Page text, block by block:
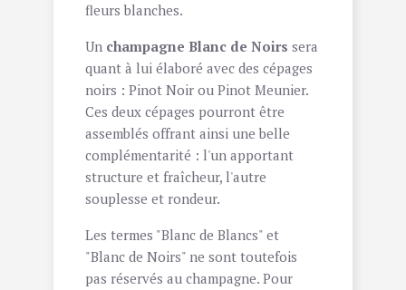
fleurs blanches.
Un champagne Blanc de Noirs sera
quant à lui élaboré avec des cépages
noirs : Pinot Noir ou Pinot Meunier.
Ces deux cépages pourront être
assemblés offrant ainsi une belle
complémentarité : l'un apportant
structure et fraîcheur, l'autre
souplesse et rondeur.
Les termes "Blanc de Blancs" et
"Blanc de Noirs" ne sont toutefois
pas réservés au champagne. Pour